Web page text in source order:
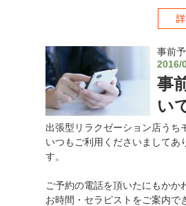
事前
2016/
事
い
出張型リラクゼーション店うち
いつもご利用くださいましてあ
す。
ご予約の電話を頂いたにもかか
お時間・セラピストをご案内で